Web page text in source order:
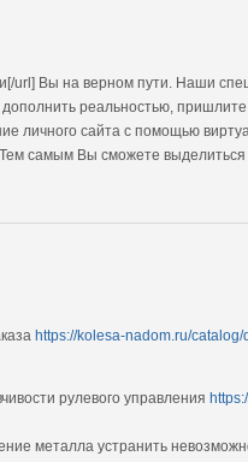
url] Вы на верном пути. Наши
реальностью,
личного сайта с помощью
самым Вы сможете
https://kolesa-nadom.ru/
рулевого управления
металла устранить